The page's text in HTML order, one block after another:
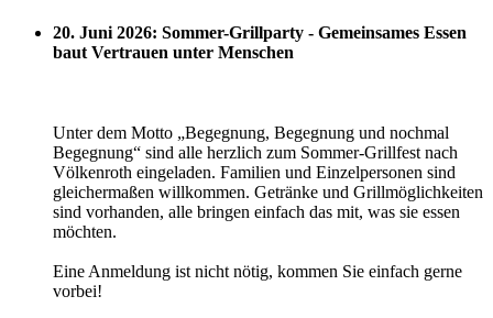
20. Juni 2026: Sommer-Grillparty - Gemeinsames Essen
baut Vertrauen unter Menschen
Unter dem Motto „Begegnung, Begegnung und nochmal
Begegnung“ sind alle herzlich zum Sommer-Grillfest nach
Völkenroth eingeladen. Familien und Einzelpersonen sind
gleichermaßen willkommen. Getränke und Grillmöglichkeiten
sind vorhanden, alle bringen einfach das mit, was sie essen
möchten.
Eine Anmeldung ist nicht nötig, kommen Sie einfach gerne
vorbei!